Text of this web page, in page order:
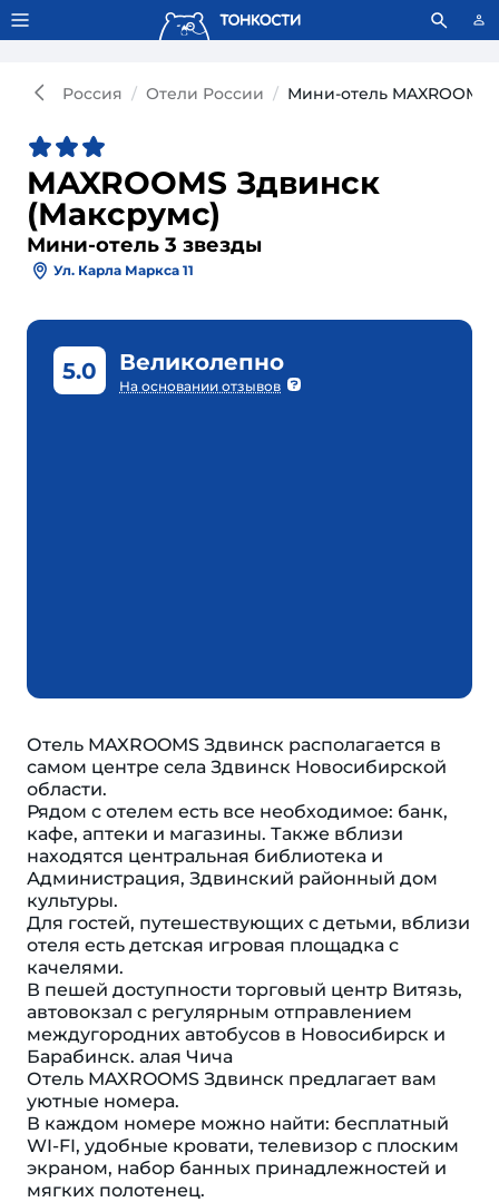
Тонкости используют сookie-файлы. Что это значит?
Россия Отели России Мини-отель
MAXROOMS Здвинск
(Максрумс)
Мини-отель 3 звезды
Ул. Карла Маркса 11
5.0 Великолепно
На основании отзывов
Отель MAXROOMS Здвинск располагается в
самом центре села Здвинск Новосибирской
области.
Рядом с отелем есть все необходимое: банк,
кафе, аптеки и магазины. Также вблизи
находятся центральная библиотека и
Администрация, Здвинский районный дом
культуры.
Для гостей, путешествующих с детьми, вблизи
отеля есть детская игровая площадка с
качелями.
В пешей доступности торговый центр Витязь,
автовокзал с регулярным отправлением
междугородних автобусов в Новосибирск и
Барабинск. алая Чича
Отель MAXROOMS Здвинск предлагает вам
уютные номера.
В каждом номере можно найти: бесплатный
WI-FI, удобные кровати, телевизор с плоским
экраном, набор банных принадлежностей и
мягких полотенец.